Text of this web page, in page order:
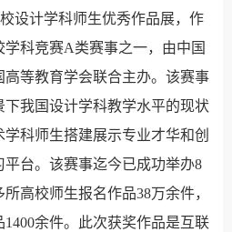
设计学科师生优秀作品展，作
科竞赛A类赛事之一，由中国
等教育学会联合主办。该赛事
下我国设计学科教学水平的现状
科师生搭建展示专业才华和创
台。该赛事迄今已成功举办8
高校师生报名作品38万余件，
余件。此次获奖作品是互联